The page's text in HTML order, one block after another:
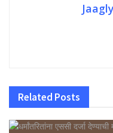
Related Posts